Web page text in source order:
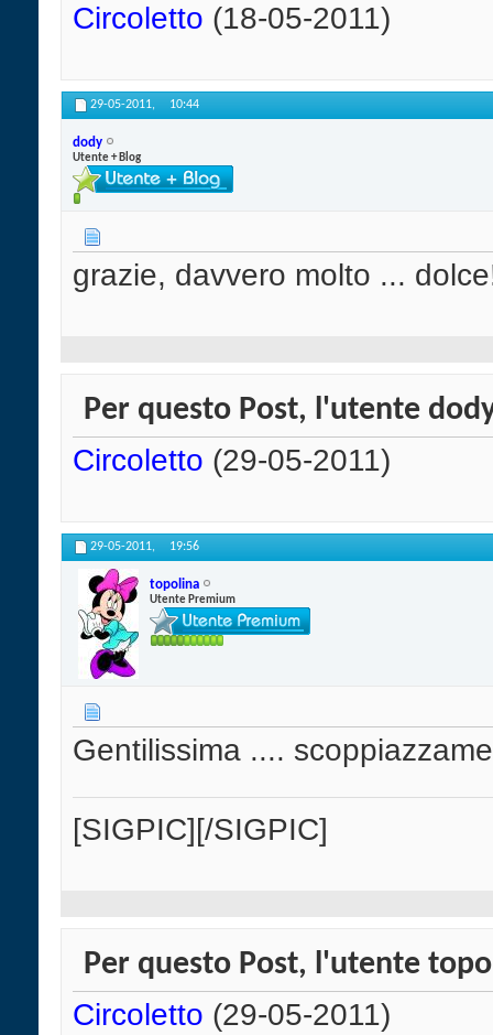
Circoletto (18-05-2011)
29-05-2011, 10:44
dody
Utente + Blog
grazie, davvero molto ...
Per questo Post, l'utente
Circoletto (29-05-2011)
29-05-2011, 19:56
topolina
Utente Premium
Gentilissima ....
[SIGPIC][/SIGPIC]
Per questo Post, l'utente
Circoletto (29-05-2011)